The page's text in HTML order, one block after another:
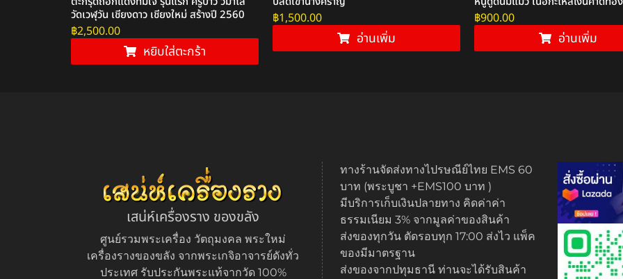
วัดเวฬุวัน เชียงดาว เชียงใหม่ สร้างปี 2560
฿2,500.00
หยิบใส่ตะกร้า
฿1,500.00
อ่านเพิ่ม
฿900.00
อ่านเพิ่ม
เสน่ห์เครื่องราง ของขลัง
ศูนย์รวมพระเครื่อง วัตถุมงคล พระใหม่
เครื่องรางของขลัง จากพระเกจิอาจารย์ดังทั่ว
ประเทศ รับประกันพระแท้จากวัด 100%
ทางร้านจัดส่งทางไปรษณีย์ไทย EMS 60
บาท (พระบูชา +EMS100 บาท )
มีบริการเก็บเงินปลายทาง คิดค่าค่า
ธรรมเนียม 3% จากมูลค่าของสินค้า
ส่งของทุกวัน ตัดรอบทุก 17:00 ส่งไว แพ็ค
ของมีมาตรฐาน
ส่งของจากปทุมธานี ท่านจะได้รับสินค้า